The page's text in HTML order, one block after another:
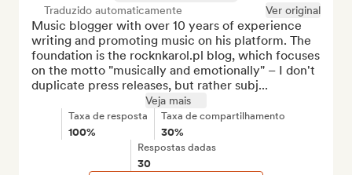
Traduzido automaticamente
Ver original
Music blogger with over 10 years of experience
writing and promoting music on his platform. The
foundation is the rocknkarol.pl blog, which focuses
on the motto "musically and emotionally" – I don't
duplicate press releases, but rather subj...
Veja mais
Taxa de resposta
100%
Taxa de compartilhamento
30%
Respostas dadas
30